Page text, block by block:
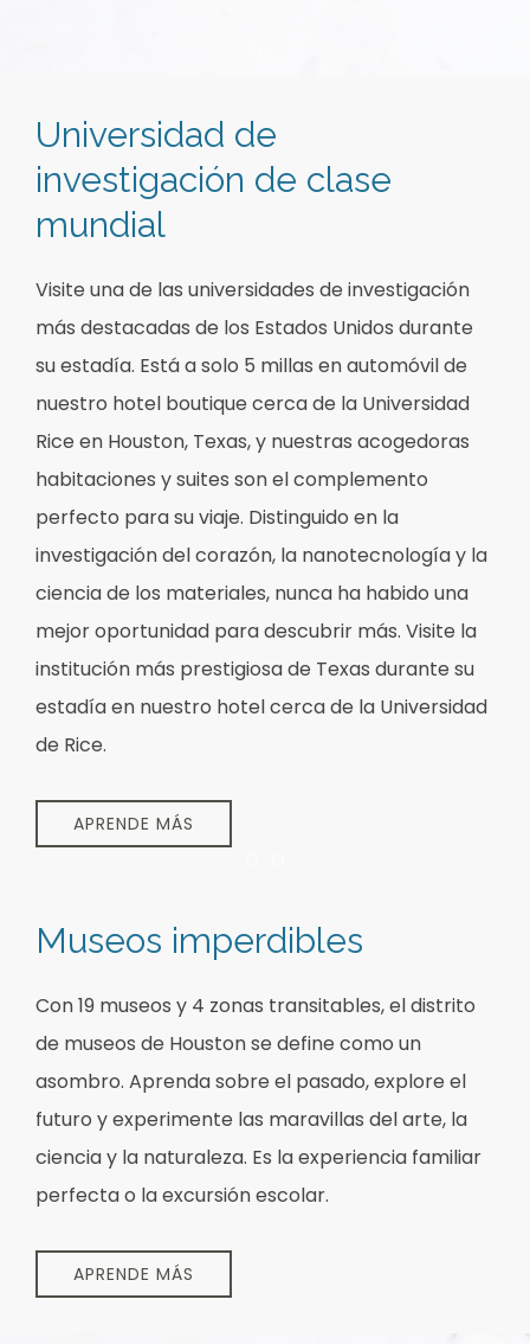
Universidad de
investigación de clase
mundial
Visite una de las universidades de investigación
más destacadas de los Estados Unidos durante
su estadía. Está a solo 5 millas en automóvil de
nuestro hotel boutique cerca de la Universidad
Rice en Houston, Texas, y nuestras acogedoras
habitaciones y suites son el complemento
perfecto para su viaje. Distinguido en la
investigación del corazón, la nanotecnología y la
ciencia de los materiales, nunca ha habido una
mejor oportunidad para descubrir más. Visite la
institución más prestigiosa de Texas durante su
estadía en nuestro hotel cerca de la Universidad
de Rice.
APRENDE MÁS
Museos imperdibles
Con 19 museos y 4 zonas transitables, el distrito
de museos de Houston se define como un
asombro. Aprenda sobre el pasado, explore el
futuro y experimente las maravillas del arte, la
ciencia y la naturaleza. Es la experiencia familiar
perfecta o la excursión escolar.
APRENDE MÁS